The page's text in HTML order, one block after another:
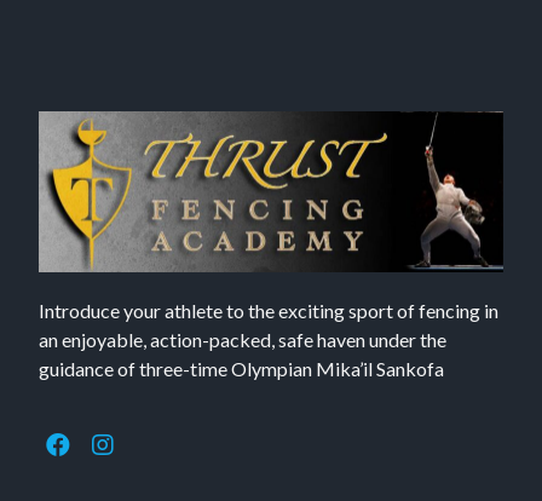
Introduce your athlete to the exciting sport of fencing in
an enjoyable, action-packed, safe haven under the
guidance of three-time Olympian Mika’il Sankofa